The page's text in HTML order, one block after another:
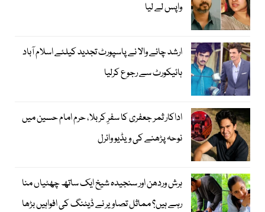
واپس لے لیا
ارشد چائے والا نے پاسپورٹ تجدید کیلئے اسلام آباد
ہائیکورٹ سے رجوع کرلیا
اداکار ثمر جعفری کا سفرِ کربلا، حرم امام حسین میں
نوحہ پڑھنے کی ویڈیو وائرل
ہرش وردھن اور سنجیدہ شیخ ایک ساتھ چھٹیاں منا
رہے ہیں؟ مماثل تصاویر نے ڈیٹنگ کی افواہیں بڑھا